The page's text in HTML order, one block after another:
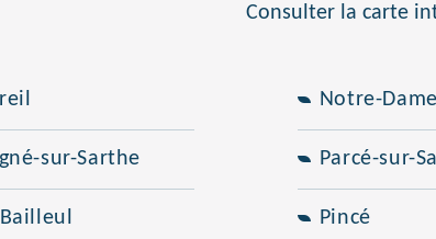
Consulter la carte
sur-Sarthe
Notre-
Parcé-sur-
Pincé